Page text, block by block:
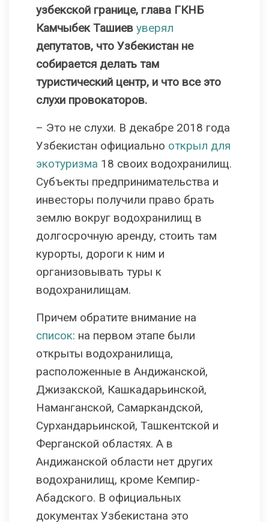
узбекской границе, глава ГКНБ
Камчыбек Ташиев уверял
депутатов, что Узбекистан не
собирается делать там
туристический центр, и что все это
слухи провокаторов.
– Это не слухи. В декабре 2018 года
Узбекистан официально открыл для
экотуризма 18 своих водохранилищ.
Субъекты предпринимательства и
инвесторы получили право брать
землю вокруг водохранилищ в
долгосрочную аренду, стоить там
курорты, дороги к ним и
организовывать туры к
водохранилищам.
Причем обратите внимание на
список: на первом этапе были
открыты водохранилища,
расположенные в Андижанской,
Джизакской, Кашкадарьинской,
Наманганской, Самаркандской,
Сурхандарьинской, Ташкентской и
Ферганской областях. А в
Андижанской области нет других
водохранилищ, кроме Кемпир-
Абадского. В официальных
документах Узбекистана это